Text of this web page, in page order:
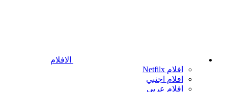
الافلام
افلام Netfilx
افلام اجنبي
افلام عربي